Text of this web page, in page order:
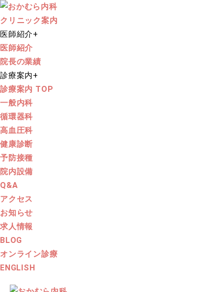
クリニック案内
医師紹介+
医師紹介
院長の業績
診療案内+
診療案内 TOP
一般内科
循環器科
高血圧科
健康診断
予防接種
院内設備
Q&A
アクセス
お知らせ
求人情報
BLOG
オンライン診療
ENGLISH